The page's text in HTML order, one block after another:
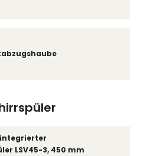
LSV45-3, 450 mm